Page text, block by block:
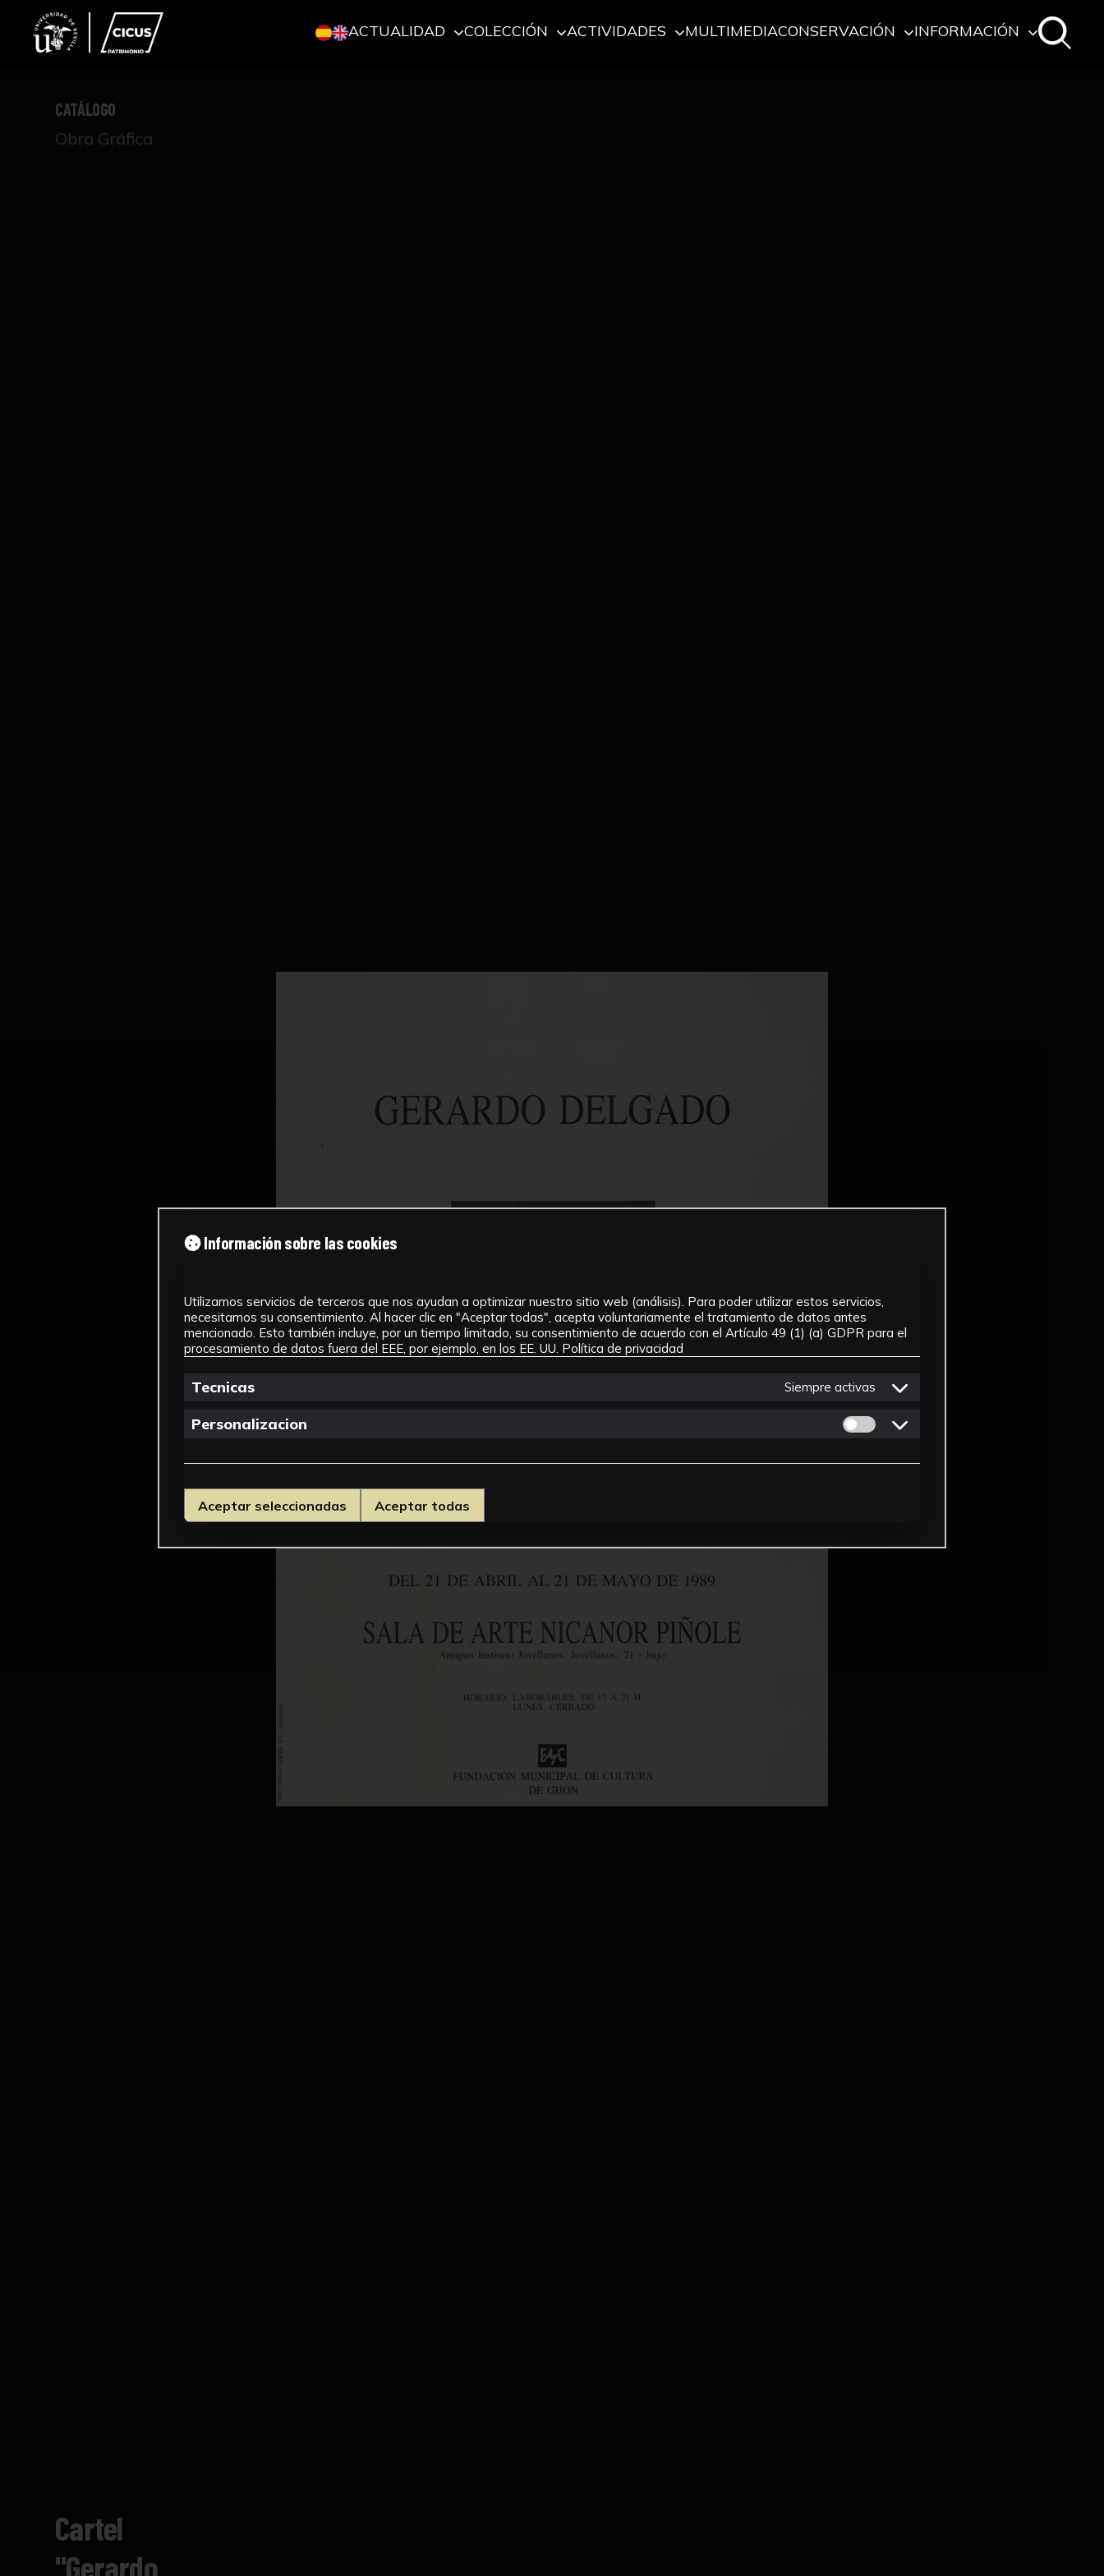
ACTUALIDAD COLECCIÓN ACTIVIDADES MULTIMEDIACONSERVACIÓN INFORMACIÓN
CATÁLOGO
Obra Gráfica
Cartel
"Gerardo
Información sobre las cookies
Utilizamos servicios de terceros que nos ayudan a optimizar nuestro sitio web (análisis). Para poder utilizar estos servicios,
necesitamos su consentimiento. Al hacer clic en "Aceptar todas", acepta voluntariamente el tratamiento de datos antes
mencionado. Esto también incluye, por un tiempo limitado, su consentimiento de acuerdo con el Artículo 49 (1) (a) GDPR para el
procesamiento de datos fuera del EEE, por ejemplo, en los EE. UU. Política de privacidad
Tecnicas Siempre activas
Personalizacion Permitir cookies de Personalizacion
Aceptar seleccionadas Aceptar todas